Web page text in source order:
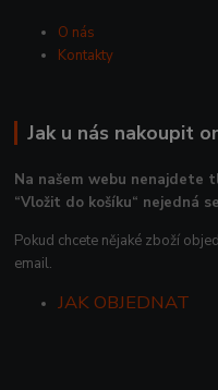
O nás
Kontakty
Jak u nás nakoupit
Na našem webu nenajdete
“Vložit do košíku“ nejedná
Pokud chcete nějaké zboží
email.
JAK OBJEDNAT